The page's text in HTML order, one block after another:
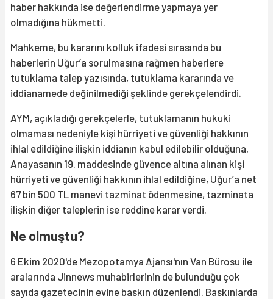
haber hakkında ise değerlendirme yapmaya yer
olmadığına hükmetti.
Mahkeme, bu kararını kolluk ifadesi sırasında bu
haberlerin Uğur’a sorulmasına rağmen haberlere
tutuklama talep yazısında, tutuklama kararında ve
iddianamede değinilmediği şeklinde gerekçelendirdi.
AYM, açıkladığı gerekçelerle, tutuklamanın hukuki
olmaması nedeniyle kişi hürriyeti ve güvenliği hakkının
ihlal edildiğine ilişkin iddianın kabul edilebilir olduğuna,
Anayasanın 19. maddesinde güvence altına alınan kişi
hürriyeti ve güvenliği hakkının ihlal edildiğine, Uğur’a net
67 bin 500 TL manevi tazminat ödenmesine, tazminata
ilişkin diğer taleplerin ise reddine karar verdi.
Ne olmuştu?
6 Ekim 2020'de Mezopotamya Ajansı'nın Van Bürosu ile
aralarında Jinnews muhabirlerinin de bulunduğu çok
sayıda gazetecinin evine baskın düzenlendi. Baskınlarda